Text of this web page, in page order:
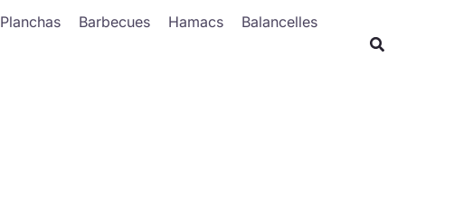
Planchas Barbecues Hamacs Balancelles
Rechercher